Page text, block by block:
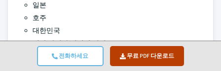
전화하세요 무료 PDF 다운로드
일본
호주
대한민국
기타 아시아 태평양 지역
라틴 아메리카
브라질